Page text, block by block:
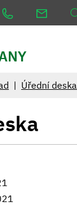
Úřední deska